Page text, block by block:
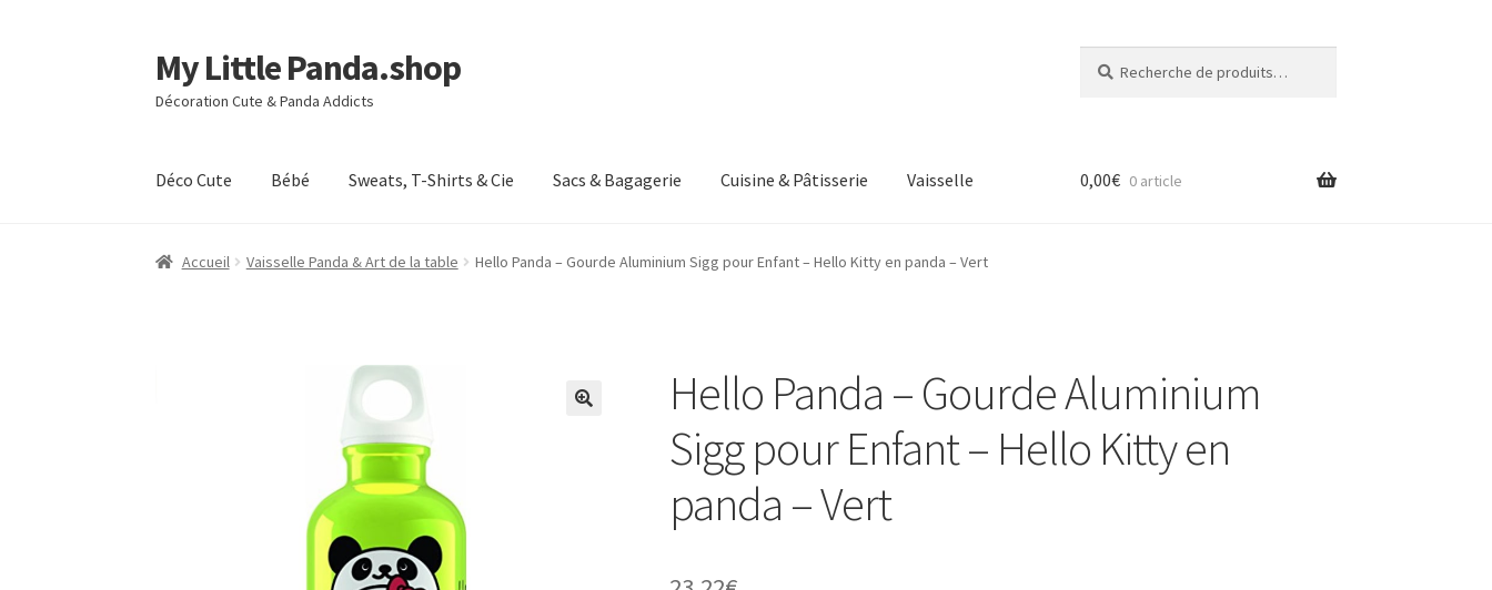
Aller
à
la
Aller
au
contenu
My Little Panda.shop
Décoration Cute & Panda Addicts
pour :
Déco Cute Bébé Sweats, T-Shirts & Cie Sacs & Bagagerie Cuisine & Pâtisserie Vaisselle
Accueil Boutique Commande Mon compte Page d’exemple Panier
0,00€ 0 article
Accueil Vaisselle Panda & Art de la table Hello Panda – Gourde Aluminium Sigg pour Enfant – Hello Kitty en panda – Vert
Hello Panda – Gourde Aluminium
Sigg pour Enfant – Hello Kitty en
panda – Vert